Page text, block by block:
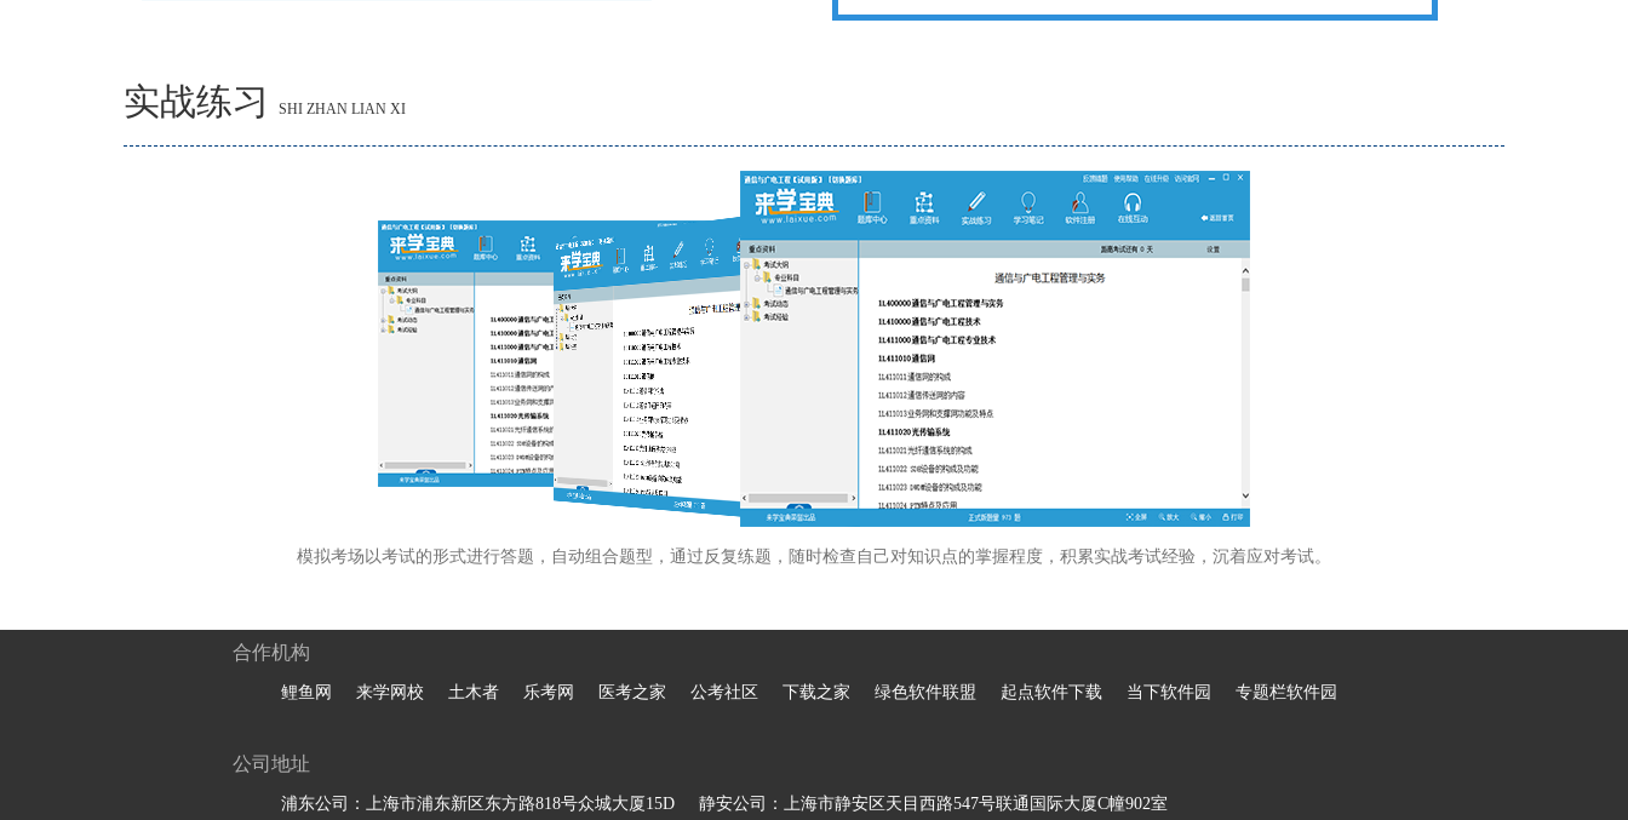
实战练习 SHI ZHAN LIAN XI
模拟考场以考试的形式进行答题，自动组合题型，通过反复练题，随时检查自己对知识点的掌握程度，积累实战考试经验，沉着应对考试。
合作机构
鲤鱼网 来学网校 土木者 乐考网 医考之家 公考社区 下载之家 绿色软件联盟 起点软件下载 当下软件园 专题栏软件园
公司地址
浦东公司：上海市浦东新区东方路818号众城大厦15D 静安公司：上海市静安区天目西路547号联通国际大厦C幢902室